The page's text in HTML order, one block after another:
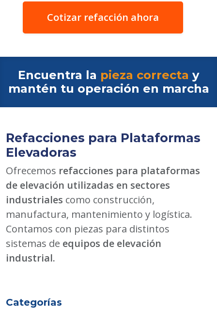
Cotizar refacción ahora
Encuentra la pieza correcta y
mantén tu operación en marcha
Refacciones para Plataformas
Elevadoras
Ofrecemos refacciones para plataformas
de elevación utilizadas en sectores
industriales como construcción,
manufactura, mantenimiento y logística.
Contamos con piezas para distintos
sistemas de equipos de elevación
industrial.
Categorías